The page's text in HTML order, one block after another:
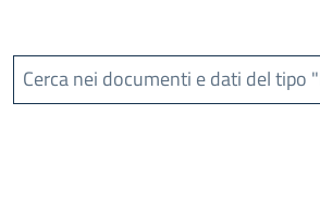
Cerca nei documenti e dati del tipo